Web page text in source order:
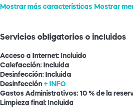
Mostrar más características Mostrar
Servicios obligatorios o incluidos
Acceso a Internet: Incluido
Calefacción: Incluida
Desinfección: Incluida
Desinfección + INFO
Gastos Administrativos: 10 % de la
Limpieza final: Incluida